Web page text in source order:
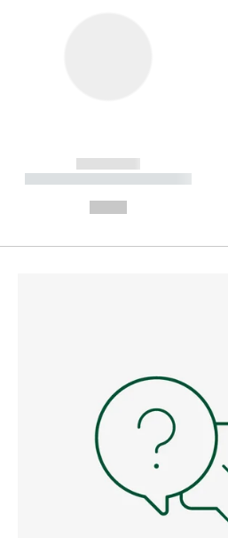
------------
----------- ----------- --------